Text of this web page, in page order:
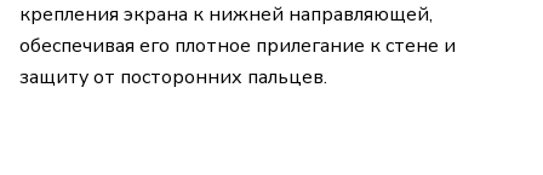
крепления экрана к нижней направляющей,
обеспечивая его плотное прилегание к стене и
защиту от посторонних пальцев.